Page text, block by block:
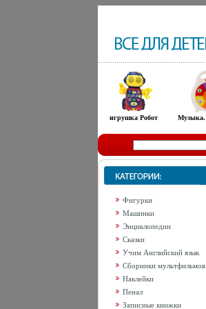
игрушка Робот Музыка.
Фигурки
Машинки
Энциклопедии
Сказки
Учим Английский язык
Сборники мультфильмов
Наклейки
Пенал
Записные книжки